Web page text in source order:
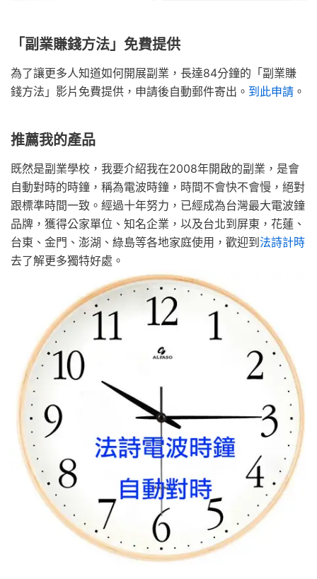
「副業賺錢方法」免費提供
為了讓更多人知道如何開展副業，長達84分鐘的「副業賺
錢方法」影片免費提供，申請後自動郵件寄出。 到此申請 。
推薦我的產品
既然是副業學校，我要介紹我在2008年開啟的副業，是會
自動對時的時鐘，稱為電波時鐘，時間不會快不會慢，絕對
跟標準時間一致。經過十年努力，已經成為台灣最大電波鐘
品牌，獲得公家單位、知名企業，以及台北到屏東，花蓮、
台東、金門、澎湖、綠島等各地家庭使用，歡迎到法詩計時
去了解更多獨特好處。